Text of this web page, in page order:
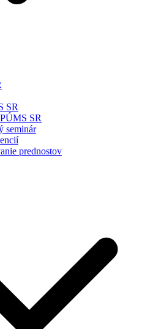
SR
SR
seminár
prednostov